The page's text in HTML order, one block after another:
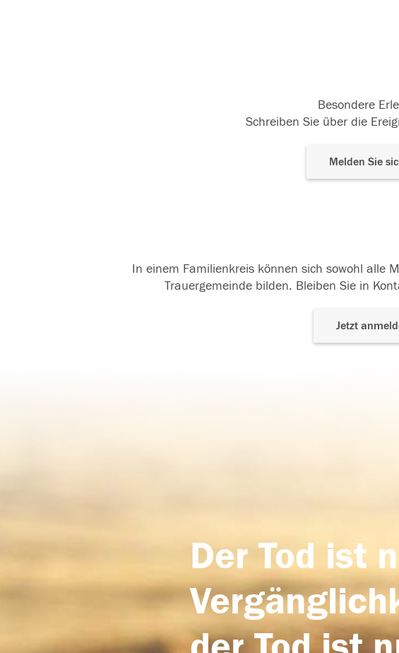
Besondere
Schreiben Sie über die
Melden Sie
In einem Familienkreis können sich sowohl alle
Trauergemeinde bilden. Bleiben Sie in
Jetzt
Der Tod ist